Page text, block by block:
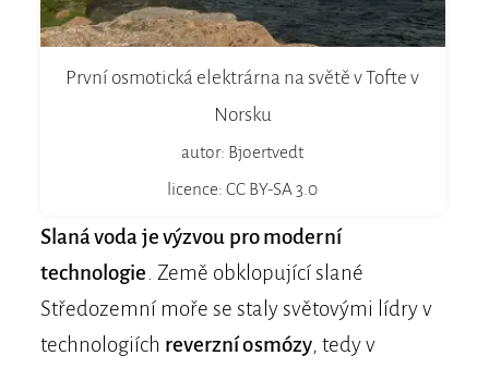
První osmotická elektrárna na světě v Tofte v
Norsku
autor: Bjoertvedt
licence: CC BY-SA 3.0
Slaná voda je výzvou pro moderní
technologie. Země obklopující slané
Středozemní moře se staly světovými lídry v
technologiích reverzní osmózy, tedy v